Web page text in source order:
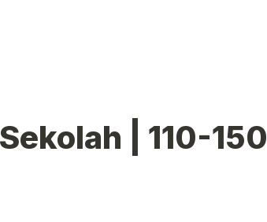
| 110-150